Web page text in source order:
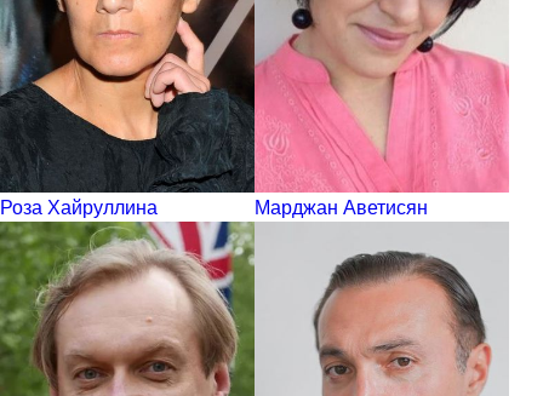
Роза Хайруллина Марджан Аветисян